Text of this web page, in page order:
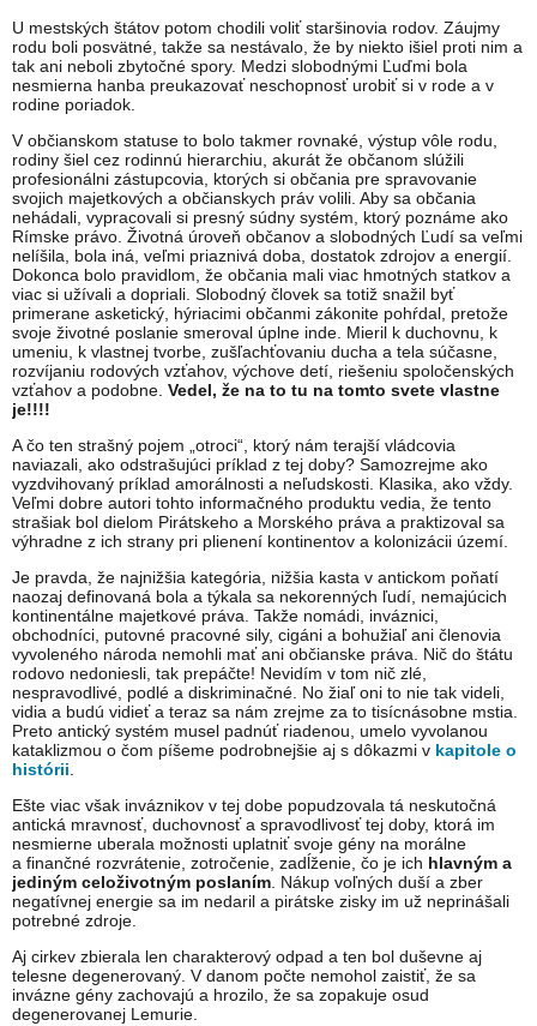
U mestských štátov potom chodili voliť staršinovia rodov. Záujmy
rodu boli posvätné, takže sa nestávalo, že by niekto išiel proti nim a
tak ani neboli zbytočné spory. Medzi slobodnými Ľuďmi bola
nesmierna hanba preukazovať neschopnosť urobiť si v rode a v
rodine poriadok.
V občianskom statuse to bolo takmer rovnaké, výstup vôle rodu,
rodiny šiel cez rodinnú hierarchiu, akurát že občanom slúžili
profesionálni zástupcovia, ktorých si občania pre spravovanie
svojich majetkových a občianskych práv volili. Aby sa občania
nehádali, vypracovali si presný súdny systém, ktorý poznáme ako
Rímske právo. Životná úroveň občanov a slobodných Ľudí sa veľmi
nelíšila, bola iná, veľmi priaznivá doba, dostatok zdrojov a energií.
Dokonca bolo pravidlom, že občania mali viac hmotných statkov a
viac si užívali a dopriali. Slobodný človek sa totiž snažil byť
primerane asketický, hýriacimi občanmi zákonite pohŕdal, pretože
svoje životné poslanie smeroval úplne inde. Mieril k duchovnu, k
umeniu, k vlastnej tvorbe, zušľachťovaniu ducha a tela súčasne,
rozvíjaniu rodových vzťahov, výchove detí, riešeniu spoločenských
vzťahov a podobne. Vedel, že na to tu na tomto svete vlastne
je!!!!
A čo ten strašný pojem „otroci“, ktorý nám terajší vládcovia
naviazali, ako odstrašujúci príklad z tej doby? Samozrejme ako
vyzdvihovaný príklad amorálnosti a neľudskosti. Klasika, ako vždy.
Veľmi dobre autori tohto informačného produktu vedia, že tento
strašiak bol dielom Pirátskeho a Morského práva a praktizoval sa
výhradne z ich strany pri plienení kontinentov a kolonizácii území.
Je pravda, že najnižšia kategória, nižšia kasta v antickom poňatí
naozaj definovaná bola a týkala sa nekorenných ľudí, nemajúcich
kontinentálne majetkové práva. Takže nomádi, inváznici,
obchodníci, putovné pracovné sily, cigáni a bohužiaľ ani členovia
vyvoleného národa nemohli mať ani občianske práva. Nič do štátu
rodovo nedoniesli, tak prepáčte! Nevidím v tom nič zlé,
nespravodlivé, podlé a diskriminačné. No žiaľ oni to nie tak videli,
vidia a budú vidieť a teraz sa nám zrejme za to tisícnásobne mstia.
Preto antický systém musel padnúť riadenou, umelo vyvolanou
kataklizmou o čom píšeme podrobnejšie aj s dôkazmi v kapitole o
histórii
Ešte viac však inváznikov v tej dobe popudzovala tá neskutočná
antická mravnosť, duchovnosť a spravodlivosť tej doby, ktorá im
nesmierne uberala možnosti uplatniť svoje gény na morálne
a finančné rozvrátenie, zotročenie, zadĺženie, čo je ich hlavným a
jediným celoživotným poslaním . Nákup voľných duší a zber
negatívnej energie sa im nedaril a pirátske zisky im už neprinášali
potrebné zdroje.
Aj cirkev zbierala len charakterový odpad a ten bol duševne aj
telesne degenerovaný. V danom počte nemohol zaistiť, že sa
invázne gény zachovajú a hrozilo, že sa zopakuje osud
degenerovanej Lemurie.